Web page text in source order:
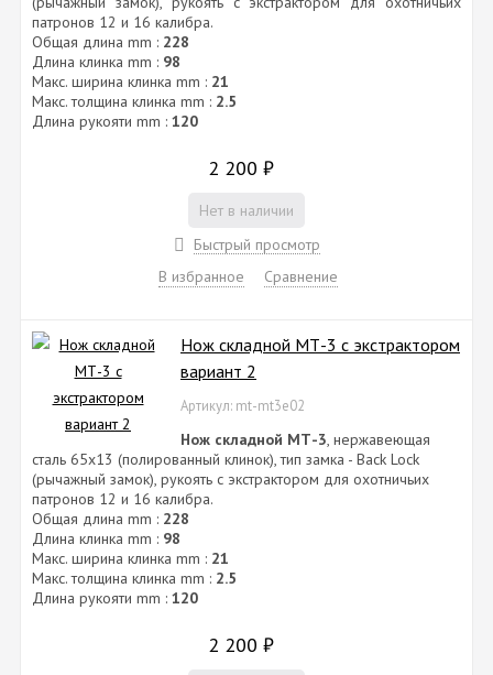
патронов 12 и 16 калибра.
Общая длина mm : 228
Длина клинка mm : 98
Макс. ширина клинка mm : 21
Макс. толщина клинка mm : 2.5
Длина рукояти mm : 120
2 200 ₽
Нет в наличии
Быстрый просмотр
В избранное
Сравнение
Нож складной МТ-3 с экстрактором
вариант 2
Артикул: mt-mt3e02
Нож складной МТ-3, нержавеющая
сталь 65х13 (полированный клинок), тип замка - Back Lock
(рычажный замок), рукоять с экстрактором для охотничьих
патронов 12 и 16 калибра.
Общая длина mm : 228
Длина клинка mm : 98
Макс. ширина клинка mm : 21
Макс. толщина клинка mm : 2.5
Длина рукояти mm : 120
2 200 ₽